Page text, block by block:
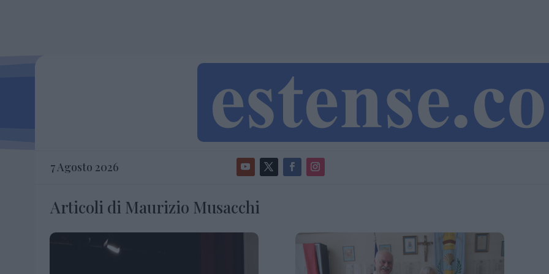
7 Agosto 2026
Articoli di Maurizio Musacchi